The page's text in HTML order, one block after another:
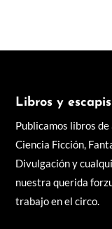
Libros y
Publicamos libros
Ciencia Ficción,
Divulgación y
nuestra querida
trabajo en el circo.